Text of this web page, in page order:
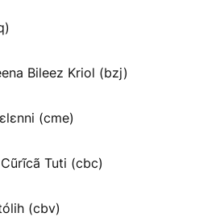
Bileez Kriol (bzj)
(cme)
Tuti (cbc)
(cbv)